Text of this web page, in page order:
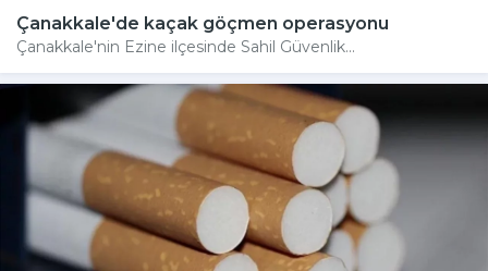
Çanakkale'de kaçak göçmen operasyonu
Çanakkale'nin Ezine ilçesinde Sahil Güvenlik...